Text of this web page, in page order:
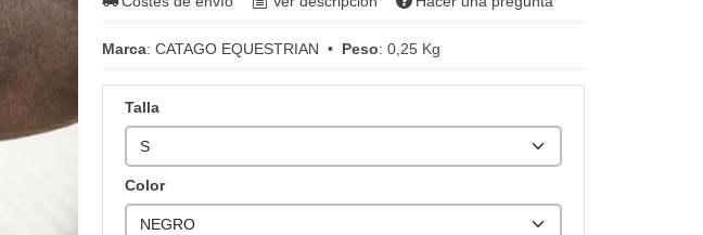
Marca: CATAGO EQUESTRIAN • Peso: 0,25 Kg
Talla
Color